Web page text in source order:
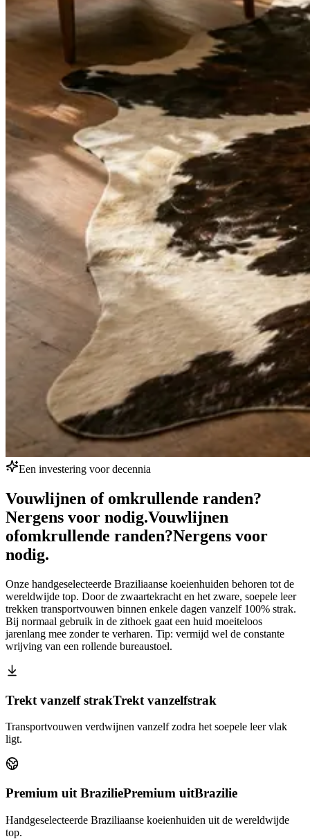
Een investering voor decennia
Vouwlijnen of omkrullende randen?
Nergens voor nodig.Vouwlijnen
ofomkrullende randen?Nergens voor
nodig.
Onze handgeselecteerde Braziliaanse koeienhuiden behoren tot de
wereldwijde top. Door de zwaartekracht en het zware, soepele leer
trekken transportvouwen binnen enkele dagen vanzelf 100% strak.
Bij normaal gebruik in de zithoek gaat een huid moeiteloos
jarenlang mee zonder te verharen. Tip: vermijd wel de constante
wrijving van een rollende bureaustoel.
Trekt vanzelf strakTrekt vanzelfstrak
Transportvouwen verdwijnen vanzelf zodra het soepele leer vlak
ligt.
Premium uit BraziliePremium uitBrazilie
Handgeselecteerde Braziliaanse koeienhuiden uit de wereldwijde
top.